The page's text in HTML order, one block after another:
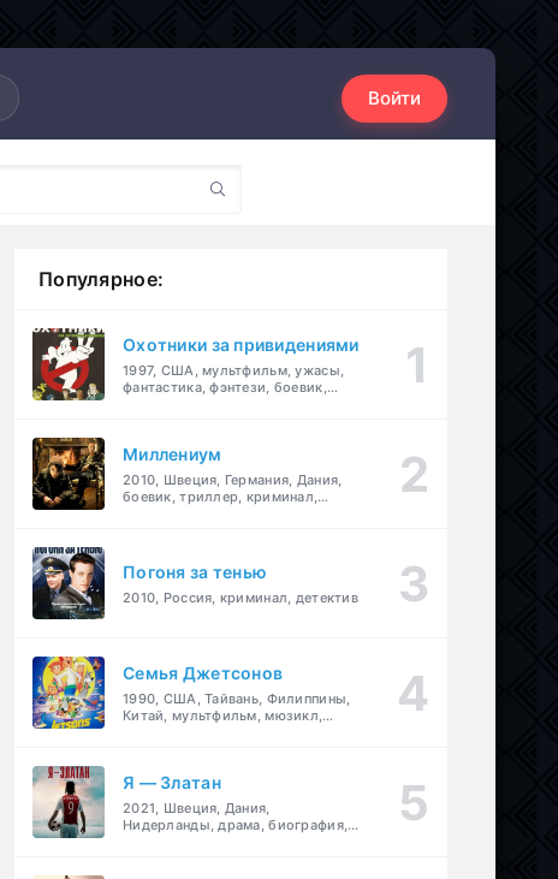
Войти
Популярное:
Охотники за привидениями
1997, США, мультфильм, ужасы,
фантастика, фэнтези, боевик,
Миллениум
2010, Швеция, Германия, Дания,
боевик, триллер, криминал,
Погоня за тенью
2010, Россия, криминал, детектив
Семья Джетсонов
1990, США, Тайвань, Филиппины,
Китай, мультфильм, мюзикл,
Я — Златан
2021, Швеция, Дания,
Нидерланды, драма, биография,